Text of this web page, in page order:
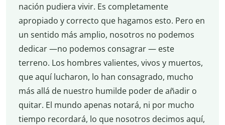
nación pudiera vivir. Es completamente
apropiado y correcto que hagamos esto. Pero en
un sentido más amplio, nosotros no podemos
dedicar —no podemos consagrar — este
terreno. Los hombres valientes, vivos y muertos,
que aquí lucharon, lo han consagrado, mucho
más allá de nuestro humilde poder de añadir o
quitar. El mundo apenas notará, ni por mucho
tiempo recordará, lo que nosotros decimos aquí,